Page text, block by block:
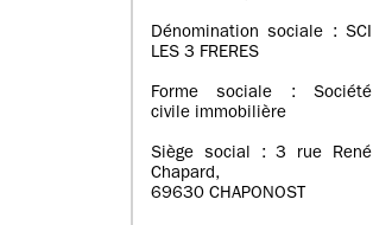
Dénomination sociale : SCI
LES 3 FRERES
Forme sociale : Société
civile immobilière
Siège social : 3 rue René
Chapard,
69630 CHAPONOST